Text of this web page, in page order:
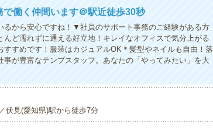
働く仲間います＠駅近徒歩30秒
るから安心ですね！▼社員のサポート事務のご経験がある方
ど濡れずに通える好立地！キレイなオフィスで気分上がる
すめです！服装はカジュアルOK＊髪型やネイルも自由！落
が豊富なテンプスタッフ。あなたの「やってみたい」を大
伏見(愛知県)駅から徒歩7分